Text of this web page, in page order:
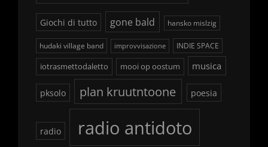
Giochi di tutto gone bald hansko mislzig
hudaki village band improvvisazione INDIE SPACE
iotrasmettodaletto mooi op oostum musica
pksolo plan kruutntoone poesia
radio radio antidoto